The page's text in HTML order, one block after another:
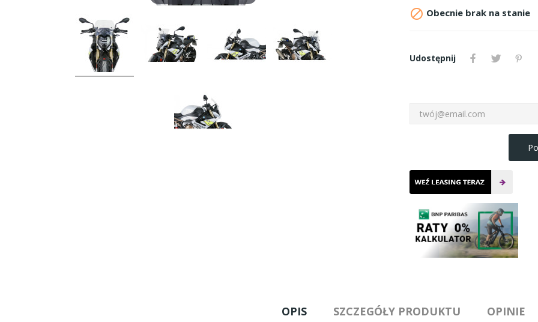
 Obecnie brak na stanie
Udostępnij
OPIS SZCZEGÓŁY PRODUKTU OPINIE